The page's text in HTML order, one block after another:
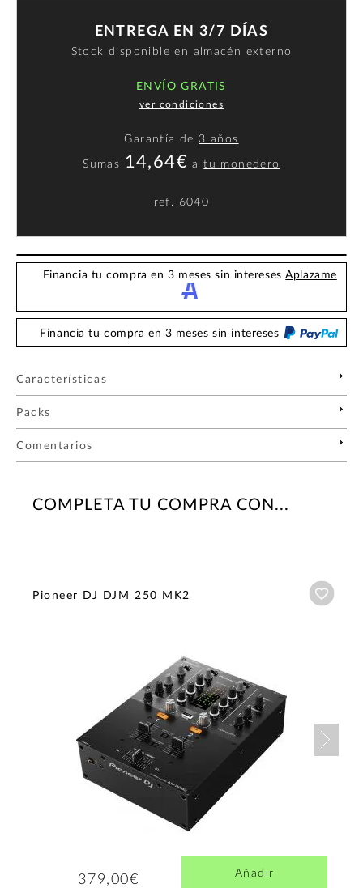
ENTREGA EN 3/7 DÍAS
Stock disponible en almacén externo
ENVÍO GRATIS
ver condiciones
Garantía de 3 años
Sumas 14,64€ atu monedero
ref. 6040
Financia tu compra en 3 meses sin interesesAplazame
Financia tu compra en 3 meses sin intereses
Características
Packs
Comentarios
COMPLETA TU COMPRA CON...
Pioneer DJ DJM 250 MK2
379,00€ Añadir